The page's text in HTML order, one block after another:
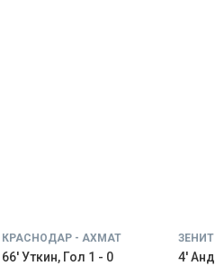
КРАСНОДАР - АХМАТ
66' Уткин, Гол 1 - 0 4'